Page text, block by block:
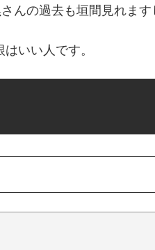
んの過去も垣間見れま
いい人です。